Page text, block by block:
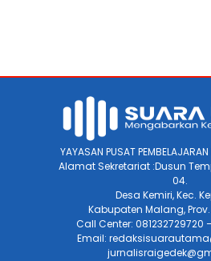
YAYASAN PUSAT
Alamat Sekretariat :Dusun
04.
Desa Kemiri, Kec.
Kabupaten Malang,
Call Center: 081232729720
Email: